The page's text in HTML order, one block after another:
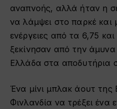
αναπνοής, αλλά ήταν η
να λάμψει στο παρκέ και
ενέργειες από τα 6,75
ξεκίνησαν από την άμυνα
Ελλάδα στα αποδυτήρια
Ένα μίνι μπλακ άουτ της
Φινλανδία να τρέξει ένα